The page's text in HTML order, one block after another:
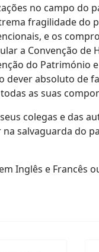
no campo do
fragilidade
e os
a Convenção de
do Património
dever absoluto de
as suas
colegas e das
salvaguarda do
em Inglês e Francês